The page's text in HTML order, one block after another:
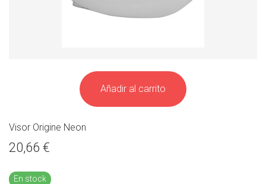
Añadir al carrito
Visor Origine Neon
20,66 €
En stock